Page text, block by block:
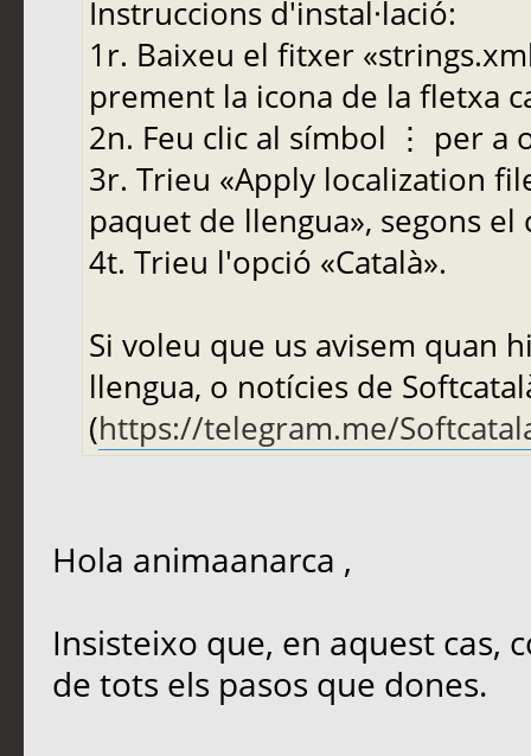
Instruccions d'instal·lació:
1r. Baixeu el fitxer
prement la icona de la fletxa
2n. Feu clic al símbol ⋮ per a
3r. Trieu «Apply localization
paquet de llengua», segons el
4t. Trieu l'opció «Català».
Si voleu que us avisem quan
llengua, o notícies de
(https://telegram.me/
Hola animaanarca ,
Insisteixo que, en aquest cas,
de tots els pasos que dones.